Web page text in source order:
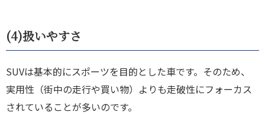
(4)扱いやすさ
SUVは基本的にスポーツを目的とした車です。そのため、
実用性（街中の走行や買い物）よりも走破性にフォーカス
されていることが多いのです。